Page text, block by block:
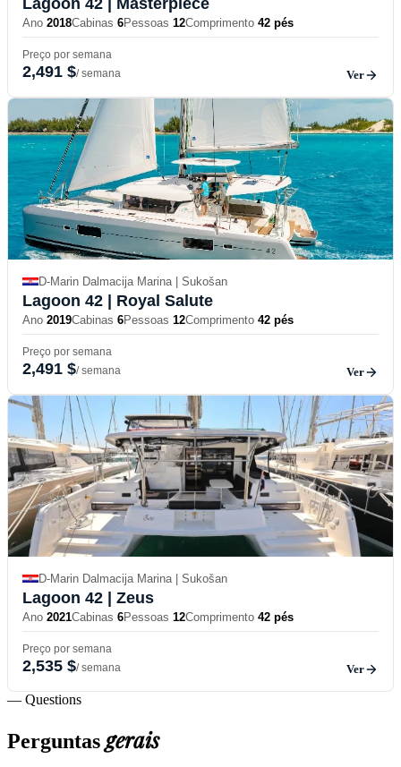
Ano 2018Cabinas 6Pessoas 12Comprimento 42 pés
Preço por semana
2,491 $/ semana Ver
D-Marin Dalmacija Marina | Sukošan
Lagoon 42 | Royal Salute
Ano 2019Cabinas 6Pessoas 12Comprimento 42 pés
Preço por semana
2,491 $/ semana Ver
D-Marin Dalmacija Marina | Sukošan
Lagoon 42 | Zeus
Ano 2021Cabinas 6Pessoas 12Comprimento 42 pés
Preço por semana
2,535 $/ semana Ver
— Questions
Perguntasgerais